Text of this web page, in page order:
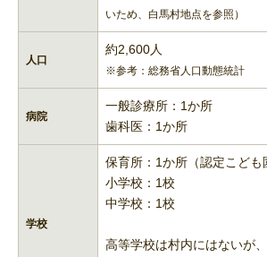
いため、白馬村地点を参照）
人口
約2,600人
※参考：総務省人口動態統計
病院
一般診療所：1か所
歯科医：1か所
学校
保育所：1か所（認定こども
小学校：1校
中学校：1校
高等学校は村内にはないが